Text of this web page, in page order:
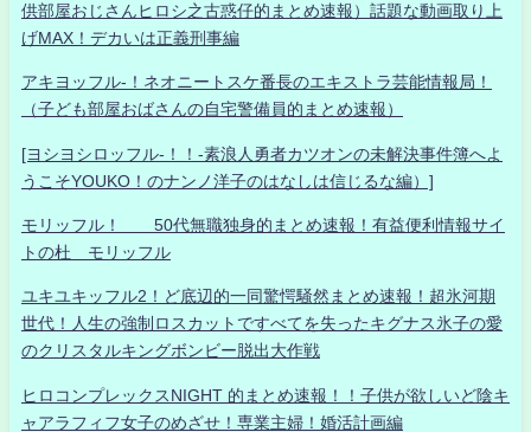
供部屋おじさんヒロシ之古惑仔的まとめ速報）話題な動画取り上
げMAX！デカいは正義刑事編
アキヨッフル-！ネオニートスケ番長のエキストラ芸能情報局！
（子ども部屋おばさんの自宅警備員的まとめ速報）
[ヨシヨシロッフル-！！-素浪人勇者カツオンの未解決事件簿へよ
うこそYOUKO！のナンノ洋子のはなしは信じるな編）]
モリッフル！ 50代無職独身的まとめ速報！有益便利情報サイ
トの杜 モリッフル
ユキユキッフル2！ど底辺的一同驚愕騒然まとめ速報！超氷河期
世代！人生の強制ロスカットですべてを失ったキグナス氷子の愛
のクリスタルキングボンビー脱出大作戦
ヒロコンプレックスNIGHT 的まとめ速報！！子供が欲しいど陰キ
ャアラフィフ女子のめざせ！専業主婦！婚活計画編